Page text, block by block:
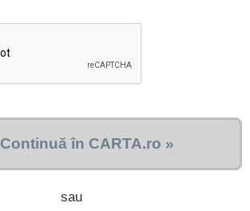
Continuă în CARTA.ro »
sau